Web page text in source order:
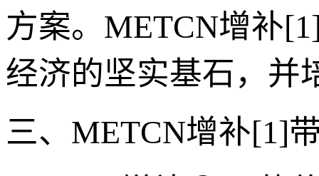
方案。METCN增补
经济的坚实基石，并
三、METCN增补[1]